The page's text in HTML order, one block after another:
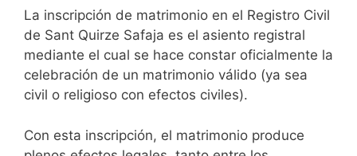
La inscripción de matrimonio en el Registro Civil
de Sant Quirze Safaja es el asiento registral
mediante el cual se hace constar oficialmente la
celebración de un matrimonio válido (ya sea
civil o religioso con efectos civiles).
Con esta inscripción, el matrimonio produce